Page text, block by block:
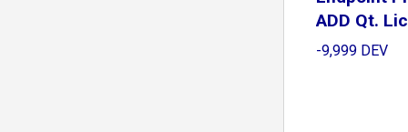
ADD Qt.
-9,999 DEV